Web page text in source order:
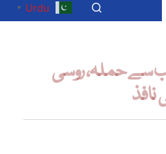
Urdu
▼
سے حملہ، روسی